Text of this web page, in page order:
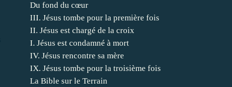
Du fond du cœur
III. Jésus tombe pour la première fois
II. Jésus est chargé de la croix
I. Jésus est condamné à mort
IV. Jésus rencontre sa mère
IX. Jésus tombe pour la troisième fois
La Bible sur le Terrain